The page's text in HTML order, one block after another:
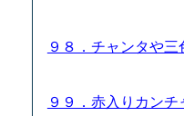
９８．チャンタや
９９．赤入りカン